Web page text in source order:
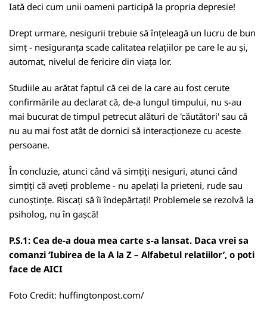
Iată deci cum unii oameni participă la propria depresie!
Drept urmare, nesigurii trebuie să înțeleagă un lucru de bun
simț - nesiguranța scade calitatea relațiilor pe care le au și,
automat, nivelul de fericire din viața lor.
Studiile au arătat faptul că cei de la care au fost cerute
confirmările au declarat că, de-a lungul timpului, nu s-au
mai bucurat de timpul petrecut alături de 'căutători' sau că
nu au mai fost atât de dornici să interacționeze cu aceste
persoane.
În concluzie, atunci când vă simțiți nesiguri, atunci când
simțiți că aveți probleme - nu apelați la prieteni, rude sau
cunoștințe. Riscați să îi îndepărtați! Problemele se rezolvă la
psiholog, nu în gașcă!
P.S.1: Cea de-a doua mea carte s-a lansat. Daca vrei sa
comanzi ‘Iubirea de la A la Z – Alfabetul relatiilor’, o poti
face de AICI
Foto Credit: huffingtonpost.com/